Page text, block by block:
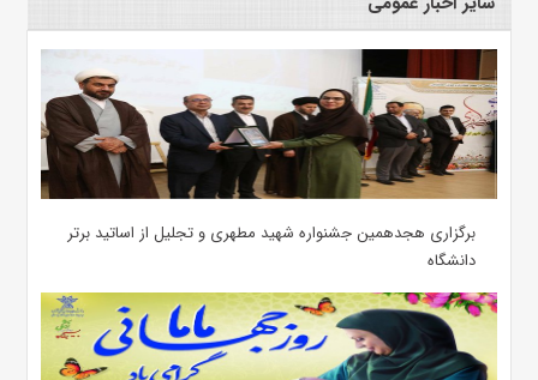
برگزاری هجدهمین جشنواره شهید مطهری و تجلیل از اساتید برتر
دانشگاه